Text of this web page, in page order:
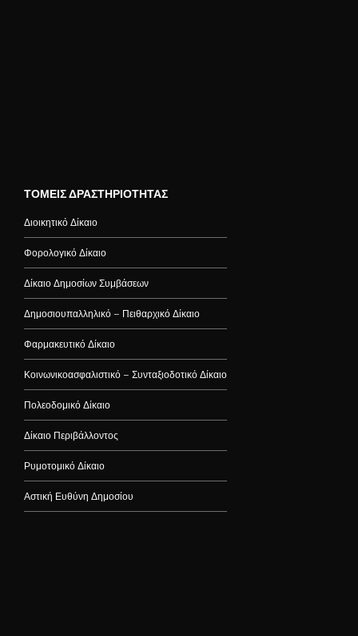
ΤΟΜΕΙΣ ΔΡΑΣΤΗΡΙΟΤΗΤΑΣ
Διοικητικό Δίκαιο
Φορολογικό Δίκαιο
Δίκαιο Δημοσίων Συμβάσεων
Δημοσιουπαλληλικό – Πειθαρχικό Δίκαιο
Φαρμακευτικό Δίκαιο
Κοινωνικοασφαλιστικό – Συνταξιοδοτικό Δίκαιο
Πολεοδομικό Δίκαιο
Δίκαιο Περιβάλλοντος
Ρυμοτομικό Δίκαιο
Αστική Ευθύνη Δημοσίου